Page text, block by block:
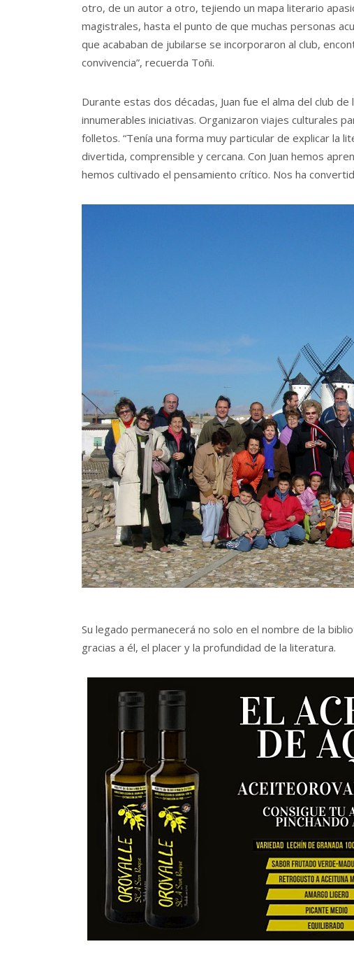
otro, de un autor a otro, tejiendo un mapa literario
magistrales, hasta el punto de que muchas personas
que acababan de jubilarse se incorporaron al club,
convivencia”, recuerda Toñi.
Durante estas dos décadas, Juan fue el alma del club
innumerables iniciativas. Organizaron viajes culturales
folletos. “Tenía una forma muy particular de explicar la
divertida, comprensible y cercana. Con Juan hemos
hemos cultivado el pensamiento crítico. Nos ha
Su legado permanecerá no solo en el nombre de la
gracias a él, el placer y la profundidad de la literatura.